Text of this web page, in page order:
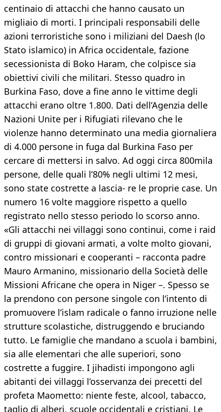
centinaio di attacchi che hanno causato un
migliaio di morti. I principali responsabili delle
azioni terroristiche sono i miliziani del Daesh (lo
Stato islamico) in Africa occidentale, fazione
secessionista di Boko Haram, che colpisce sia
obiettivi civili che militari. Stesso quadro in
Burkina Faso, dove a fine anno le vittime degli
attacchi erano oltre 1.800. Dati dell’Agenzia delle
Nazioni Unite per i Rifugiati rilevano che le
violenze hanno determinato una media giornaliera
di 4.000 persone in fuga dal Burkina Faso per
cercare di mettersi in salvo. Ad oggi circa 800mila
persone, delle quali l’80% negli ultimi 12 mesi,
sono state costrette a lascia- re le proprie case. Un
numero 16 volte maggiore rispetto a quello
registrato nello stesso periodo lo scorso anno.
«Gli attacchi nei villaggi sono continui, come i raid
di gruppi di giovani armati, a volte molto giovani,
contro missionari e cooperanti – racconta padre
Mauro Armanino, missionario della Società delle
Missioni Africane che opera in Niger –. Spesso se
la prendono con persone singole con l’intento di
promuovere l’islam radicale o fanno irruzione nelle
strutture scolastiche, distruggendo e bruciando
tutto. Le famiglie che mandano a scuola i bambini,
sia alle elementari che alle superiori, sono
costrette a fuggire. I jihadisti impongono agli
abitanti dei villaggi l’osservanza dei precetti del
profeta Maometto: niente feste, alcool, tabacco,
taglio di alberi, scuole occidentali e cristiani. Le